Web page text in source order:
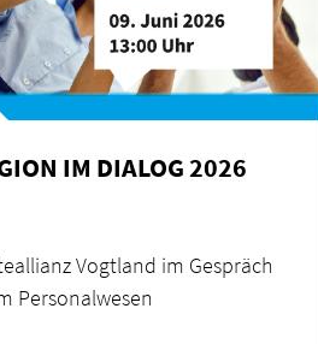
IM DIALOG 2026
Vogtland im Gespräch
Personalwesen